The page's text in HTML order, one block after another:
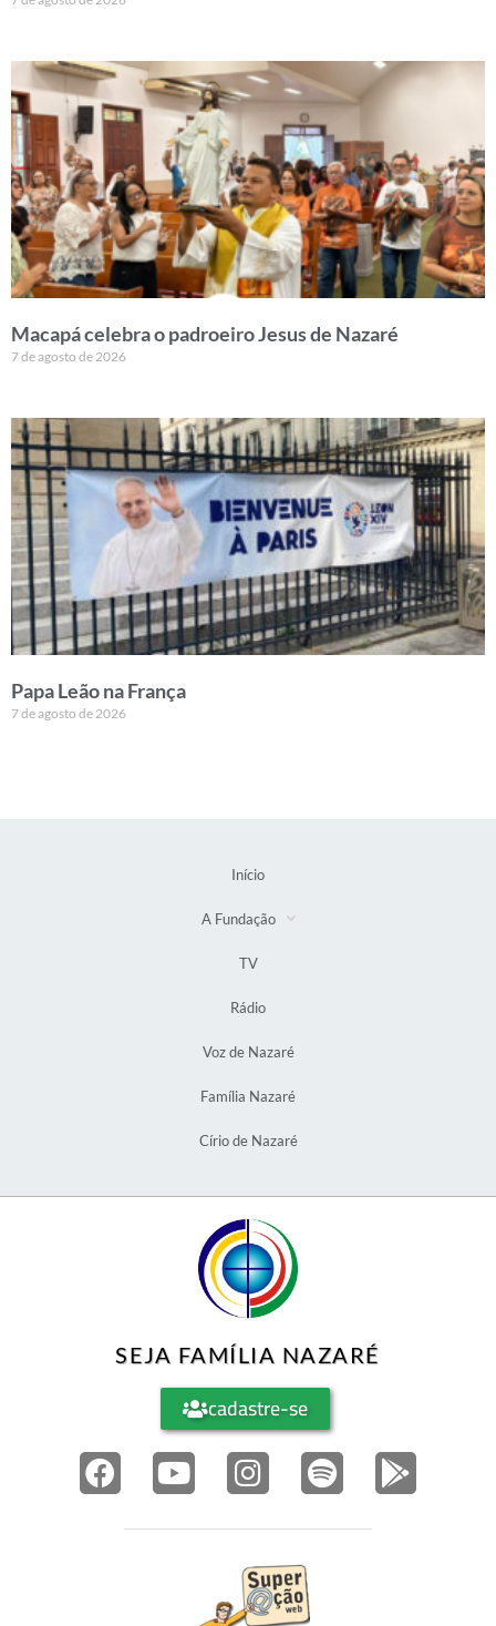
Macapá celebra o padroeiro Jesus de Nazaré
7 de agosto de 2026
Papa Leão na França
7 de agosto de 2026
Início
A Fundação
TV
Rádio
Voz de Nazaré
Família Nazaré
Círio de Nazaré
SEJA FAMÍLIA NAZARÉ
cadastre-se